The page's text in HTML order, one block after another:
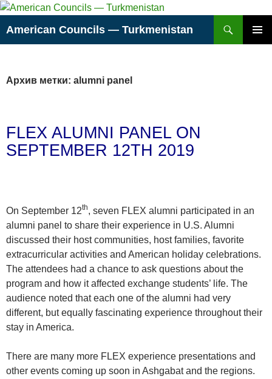
Перейти
содержимому
American Councils — Turkmenistan
Архив метки: alumni panel
FLEX ALUMNI PANEL ON
SEPTEMBER 12TH 2019
On September 12th, seven FLEX alumni participated in an
alumni panel to share their experience in U.S. Alumni
discussed their host communities, host families, favorite
extracurricular activities and American holiday celebrations.
The attendees had a chance to ask questions about the
program and how it affected exchange students’ life. The
audience noted that each one of the alumni had very
different, but equally fascinating experience throughout their
stay in America.
There are many more FLEX experience presentations and
other events coming up soon in Ashgabat and the regions.